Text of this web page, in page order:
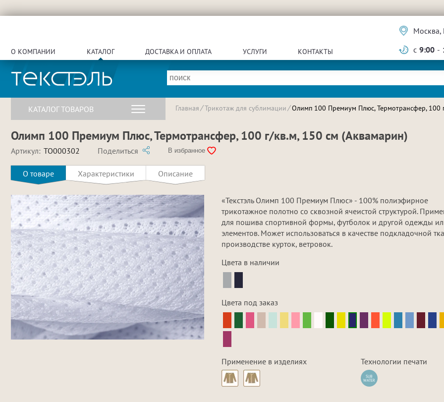
О КОМПАНИИ КАТАЛОГ ДОСТАВКА И ОПЛАТА УСЛУГИ КОНТАКТЫ
Москва,
с 9:00 -
КАТАЛОГ ТОВАРОВ Главная Трикотаж для сублимации Олимп 100 Премиум Плюс, Термотрансфер, 100
Олимп 100 Премиум Плюс, Термотрансфер, 100 г/кв.м, 150 см (Аквамарин)
Артикул: TO000302 Поделиться В избранное
О товаре Характеристики Описание
«Текстэль Олимп 100 Премиум Плюс» - 100% полиэфирное
трикотажное полотно со сквозной ячеистой структурой.
для пошива спортивной формы, футболок и другой одежды
элементов. Может использоваться в качестве подкладочной
производстве курток, ветровок.
Цвета в наличии
Цвета под заказ
Применение в изделиях Технологии печати
SUB
WATER